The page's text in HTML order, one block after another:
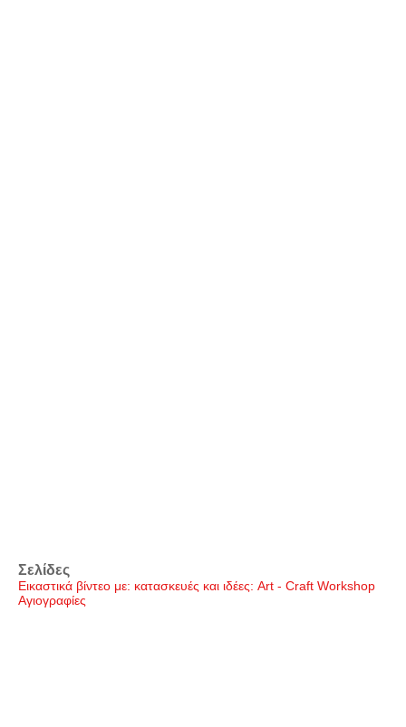
Σελίδες
Εικαστικά βίντεο με: κατασκευές και ιδέες: Art - Craft Workshop
Αγιογραφίες